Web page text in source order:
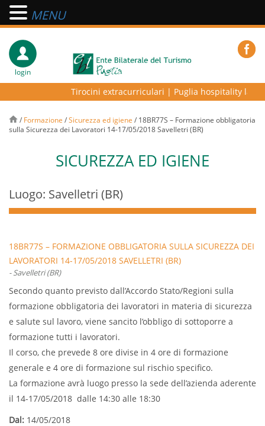
login
Tirocini extracurriculari| Puglia hospitality lab –
/ Formazione /Sicurezza ed igiene / 18BR77S – Formazione obbligatoria
sulla Sicurezza dei Lavoratori 14-17/05/2018 Savelletri (BR)
SICUREZZA ED IGIENE
Luogo: Savelletri (BR)
18BR77S – FORMAZIONE OBBLIGATORIA SULLA SICUREZZA DEI
LAVORATORI 14-17/05/2018 SAVELLETRI (BR)
- Savelletri (BR)
Secondo quanto previsto dall’Accordo Stato/Regioni sulla
formazione obbligatoria dei lavoratori in materia di sicurezza
e salute sul lavoro, viene sancito l’obbligo di sottoporre a
formazione tutti i lavoratori.
Il corso, che prevede 8 ore divise in 4 ore di formazione
generale e 4 ore di formazione sul rischio specifico.
La formazione avrà luogo presso la sede dell’azienda aderente
il 14-17/05/2018 dalle 14:30 alle 18:30
Dal: 14/05/2018
MENU